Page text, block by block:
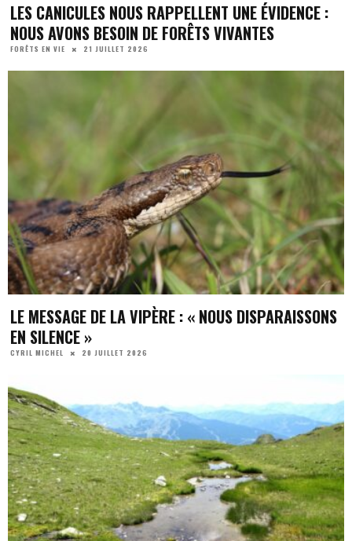
LES CANICULES NOUS RAPPELLENT UNE ÉVIDENCE :
NOUS AVONS BESOIN DE FORÊTS VIVANTES
FORÊTS EN VIE 21 JUILLET 2026
LE MESSAGE DE LA VIPÈRE : « NOUS DISPARAISSONS
EN SILENCE »
CYRIL MICHEL 20 JUILLET 2026